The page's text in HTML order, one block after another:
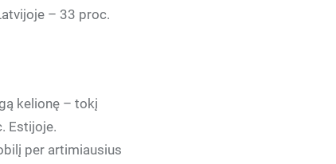
– 33 proc.
kelionę – tokį
Estijoje.
per artimiausius